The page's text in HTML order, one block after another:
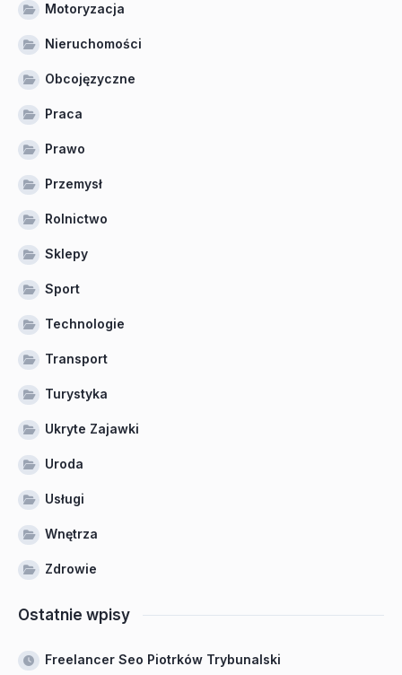
Motoryzacja
Nieruchomości
Obcojęzyczne
Praca
Prawo
Przemysł
Rolnictwo
Sklepy
Sport
Technologie
Transport
Turystyka
Ukryte Zajawki
Uroda
Usługi
Wnętrza
Zdrowie
Ostatnie wpisy
Freelancer Seo Piotrków Trybunalski